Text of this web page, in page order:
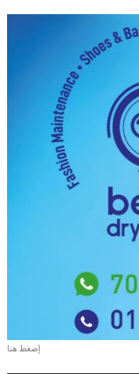
إضغط هنا